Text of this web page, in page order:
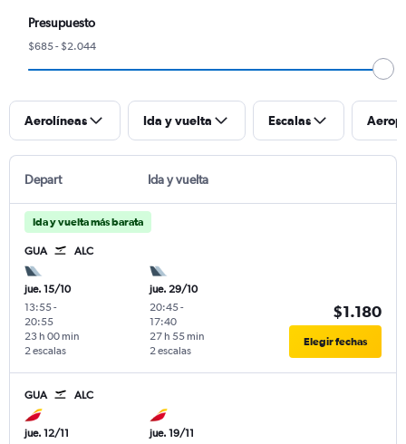
Presupuesto
$685 - $2.044
Aerolíneas Ida y vuelta Escalas
Depart Ida y vuelta
Ida y vuelta más barata
GUA ALC
jue. 15/10
13:55-
20:55
2 escalas
23 h 00 min
jue. 29/10
20:45-
17:40
2 escalas
27 h 55 min
$1.180
Elegir fechas
GUA ALC
jue. 12/11
jue. 19/11